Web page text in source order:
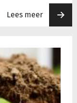
Lees meer